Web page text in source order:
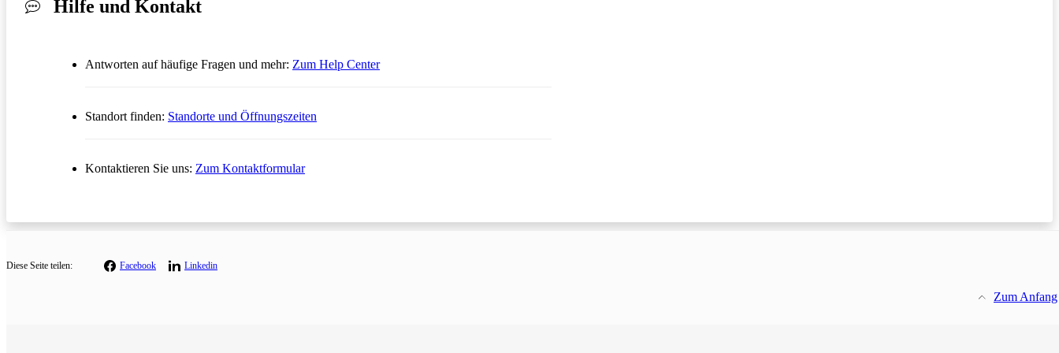
Hilfe und Kontakt
Antworten auf häufige Fragen und mehr: Zum Help CenterÖffnet in einem neuen Tab
Standort finden: Standorte und Öffnungszeiten
Kontaktieren Sie uns: Zum KontaktformularÖffnet in einem neuen Tab
Diese Seite teilen: Facebook Linkedin
Zum Anfang